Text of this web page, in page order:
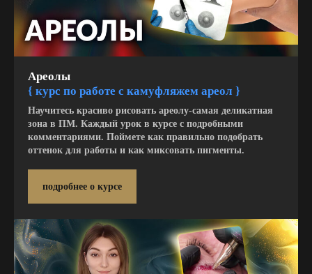
Ареолы
{ курс по работе с камуфляжем ареол }
Научитесь красиво рисовать ареолу-самая деликатная
зона в ПМ. Каждый урок в курсе с подробными
комментариями. Поймете как правильно подобрать
оттенок для работы и как миксовать пигменты.
подробнее о курсе